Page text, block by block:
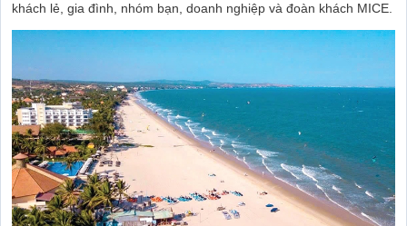
khách lẻ, gia đình, nhóm bạn, doanh nghiệp và đoàn khách MICE.